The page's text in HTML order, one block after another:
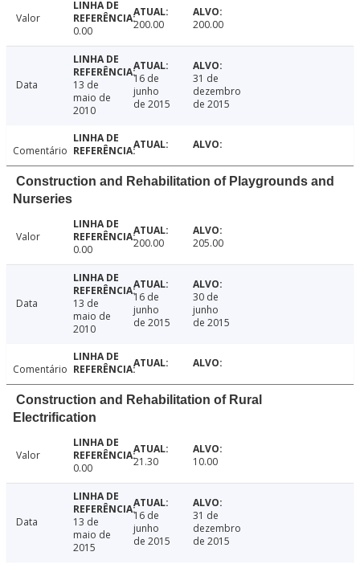
Valor
0.00
200.00 200.00
Data
13 de
maio de
2010
16 de
junho
de 2015
31 de
dezembro
de 2015
Comentário
Construction and Rehabilitation of Playgrounds and
Nurseries
Valor
0.00
200.00 205.00
Data
13 de
maio de
2010
16 de
junho
de 2015
30 de
junho
de 2015
Comentário
Construction and Rehabilitation of Rural
Electrification
Valor
0.00
21.30 10.00
Data
13 de
maio de
2015
16 de
junho
de 2015
31 de
dezembro
de 2015